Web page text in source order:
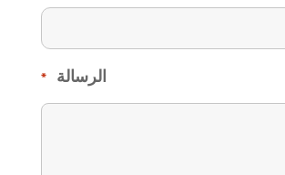
الرسالة *